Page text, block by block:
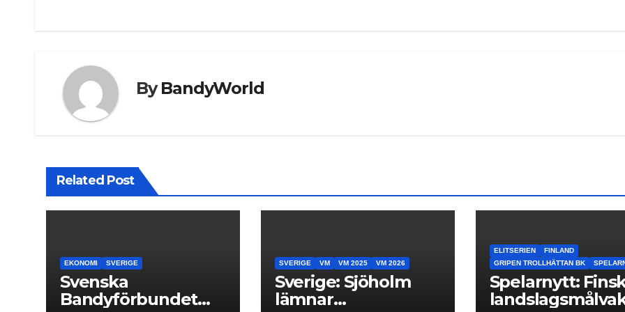
ByBandyWorld
Related Post
EKONOMI SVERIGE
Svenska
Bandyförbundet
SVERIGE VM VM 2025 VM 2026
Sverige: Sjöholm
lämnar
ELITSERIEN
FINLAND
GRIPEN TROLLHÄTTAN BK
Spelarnytt: